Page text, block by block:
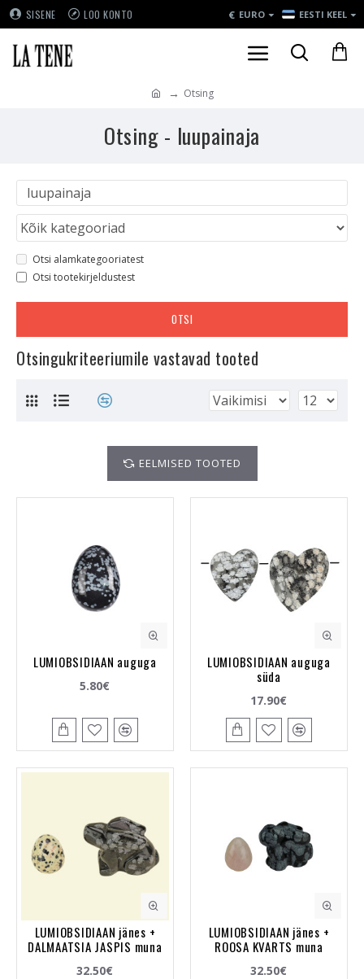
SISENE LOO KONTO € EURO EESTI KEEL
Otsing
Otsing - luupainaja
Otsi alamkategooriatest
Otsi tootekirjeldustest
OTSI
Otsingukriteeriumile vastavad tooted
EELMISED TOOTED
LUMIOBSIDIAAN auguga
5.80€
LUMIOBSIDIAAN auguga
süda
17.90€
LUMIOBSIDIAAN jänes +
DALMAATSIA JASPIS muna
32.50€
LUMIOBSIDIAAN jänes +
ROOSA KVARTS muna
32.50€